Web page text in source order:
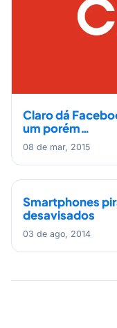
Claro dá
um porém…
08 de mar, 2015
Smartphones
desavisados
03 de ago, 2014